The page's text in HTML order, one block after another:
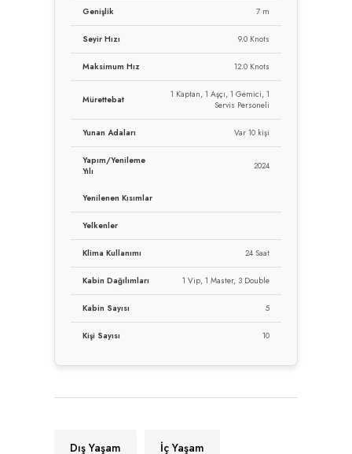
Genişlik 7 m
Seyir Hızı 9.0 Knots
Maksimum Hız 12.0 Knots
Mürettebat
1 Kaptan, 1 Aşçı, 1 Gemici, 1
Servis Personeli
Yunan Adaları Var 10 kişi
Yapım/Yenileme
Yılı
2024
Yenilenen Kısımlar
Yelkenler
Klima Kullanımı 24 Saat
Kabin Dağılımları 1 Vip, 1 Master, 3 Double
Kabin Sayısı 5
Kişi Sayısı 10
Dış Yaşam İç Yaşam